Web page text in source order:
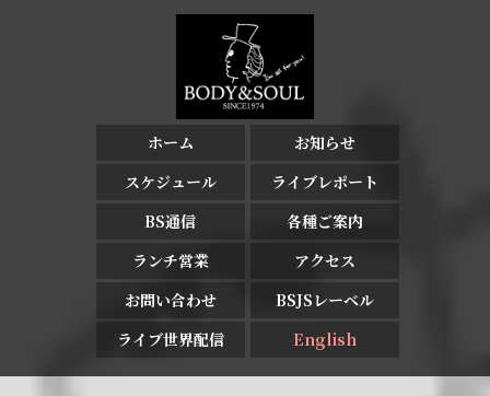
ホーム
お知らせ
スケジュール
ライブレポート
BS通信
各種ご案内
ランチ営業
アクセス
お問い合わせ
BSJSレーベル
ライブ世界配信
English